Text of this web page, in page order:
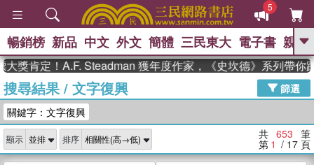
5
GO
高希均教授回憶錄
、 The Odyssey 、 父親節 、 如果歷
獎 臺灣漫遊錄 、 方念華 、 台灣的李
登輝時代
數學女孩：黎曼猜想 、
偉大的迷走神經
暢銷榜 新品 中文 外文 簡體 三民東大 電子書 親子
！A.F. Steadman 獲年度作家，《史坎德》系列帶你踏上熱
搜尋結果/ 文字復興
篩選
關鍵字：文字復興
顯示 排序 共 653 筆
第 1 / 17 頁